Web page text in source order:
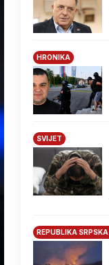
HRONIKA
SVIJET
REPUBLIKA SRPSKA